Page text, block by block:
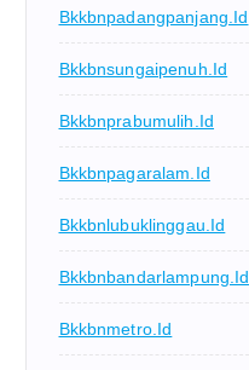
Bkkbnpadangpanjang.id
Bkkbnsungaipenuh.id
Bkkbnprabumulih.id
Bkkbnpagaralam.id
Bkkbnlubuklinggau.id
Bkkbnbandarlampung.id
Bkkbnmetro.id